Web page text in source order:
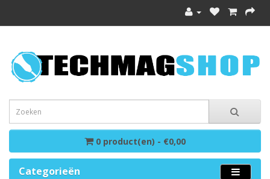
0 product(en) - €0,00
Categorieën